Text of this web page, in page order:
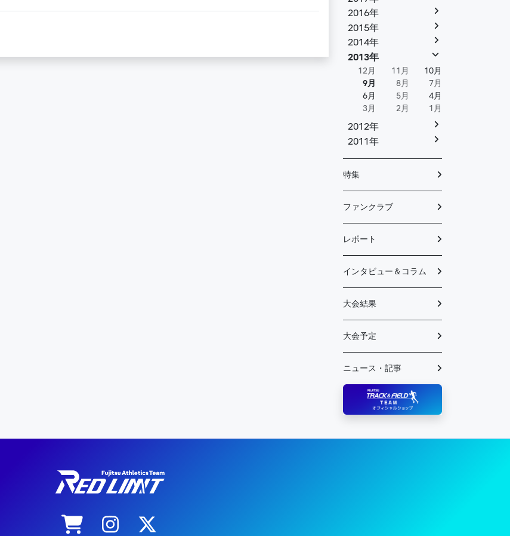
2016年
2015年
2014年
2013年
12月 11月
10月
9月
8月
7月
6月
5月
4月
3月
2月 1月
2012年
2011年
特集
ファンクラブ
レポート
インタビュー＆コラム
大会結果
大会予定
ニュース・記事